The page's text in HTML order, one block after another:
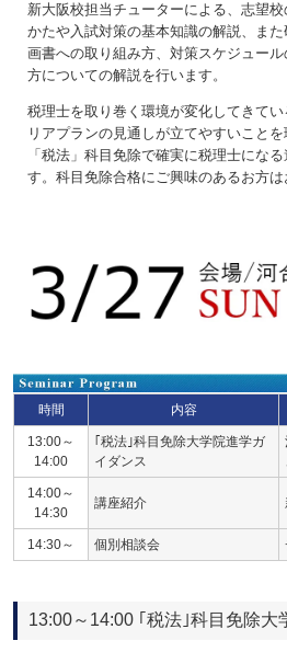
新大阪校担当チューターによる、志望校
かたや入試対策の基本知識の解説、また
画書への取り組み方、対策スケジュール
方についての解説を行います。
税理士を取り巻く環境が変化してきて
リアプランの見通しが立てやすいこと
「税法」科目免除で確実に税理士にな
す。科目免除合格にご興味のあるお方は
時間 内容
13:00～
14:00
｢税法｣科目免除大学院進学ガ
イダンス
14:00～
14:30
講座紹介
14:30～ 個別相談会
13:00～14:00 ｢税法｣科目免除大